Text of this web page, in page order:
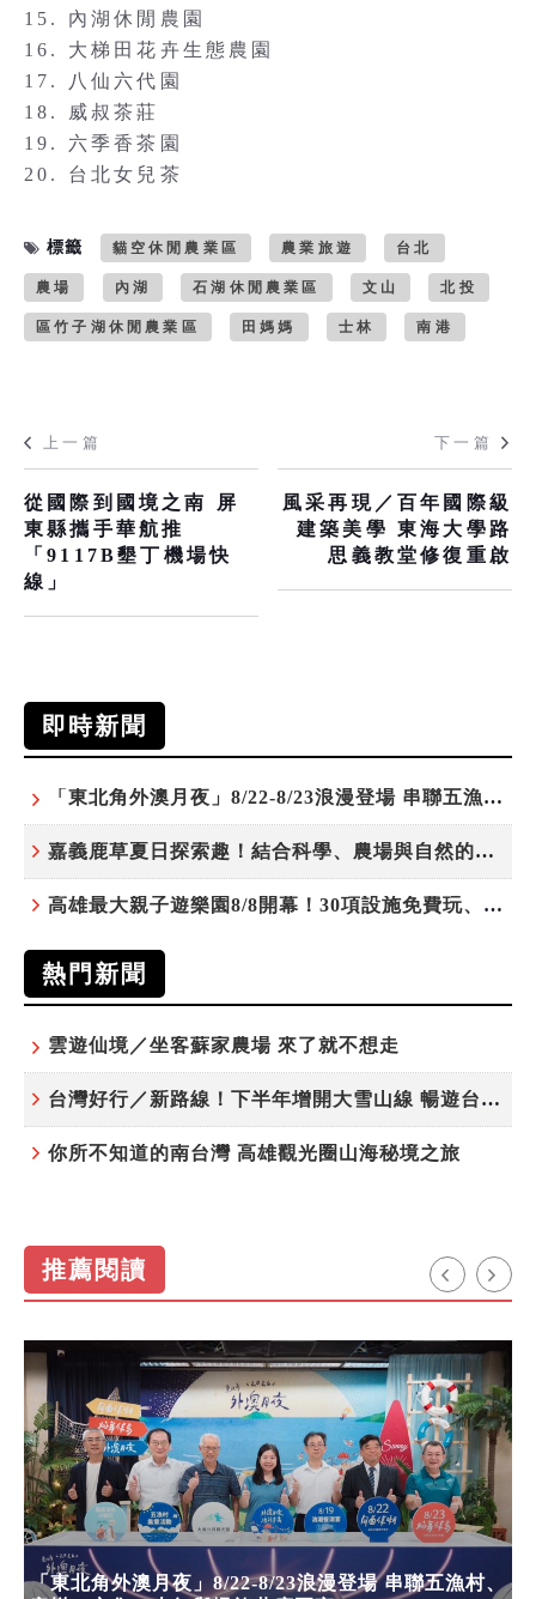
15. 內湖休閒農園
16. 大梯田花卉生態農園
17. 八仙六代園
18. 威叔茶莊
19. 六季香茶園
20. 台北女兒茶
標籤 貓空休閒農業區 農業旅遊 台北
農場 內湖 石湖休閒農業區 文山 北投
區竹子湖休閒農業區 田媽媽 士林 南港
上一篇
從國際到國境之南 屏
東縣攜手華航推
「9117B墾丁機場快
線」
下一篇
風采再現／百年國際級
建築美學 東海大學路
思義教堂修復重啟
即時新聞
「東北角外澳月夜」8/22-8/23浪漫登場 串聯五漁村、音樂、市集、火舞與慢旅共度夏夜
嘉義鹿草夏日探索趣！結合科學、農場與自然的親子小旅行
高雄最大親子遊樂園8/8開幕！30項設施免費玩、YOYO家族嗨翻暑假
熱門新聞
雲遊仙境／坐客蘇家農場 來了就不想走
台灣好行／新路線！下半年增開大雪山線 暢遊台中更便利
你所不知道的南台灣 高雄觀光圈山海秘境之旅
推薦閱讀
「東北角外澳月夜」8/22-8/23浪漫登場 串聯五漁村、